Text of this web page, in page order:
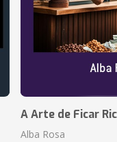
A Arte de Ficar
Alba Rosa